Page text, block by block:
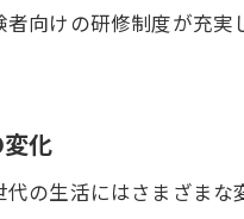
経験を活かせる軽
軽貨物配送で
向けの研修制度が充
化
の生活にはさまざま